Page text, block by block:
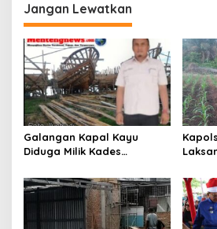
a
s
i
p
o
s
Jangan Lewatkan
Galangan Kapal Kayu
Diduga Milik Kades
Menuai Sorotan,
Masyarakat Menilai Bahan
Material Kapal Kayu
Diduga dari Hasil Ilegal
dan
Pipil